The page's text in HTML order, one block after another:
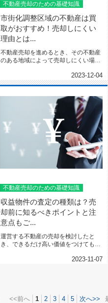
不動産売却のための基礎知識
市街化調整区域の不動産は買
取がおすすめ！売却しにくい
理由とは...
不動産売却を進めるとき、その不動産
のある地域によって売却しにくい場合
2023-12-04
不動産売却のための基礎知識
収益物件の査定の種類は？売
却前に知るべきポイントと注
意点もご...
運営する不動産の売却を検討したと
き、できるだけ高い価値をつけてもら
2023-11-07
<<前へ 1 2 3 4 5 次へ>>